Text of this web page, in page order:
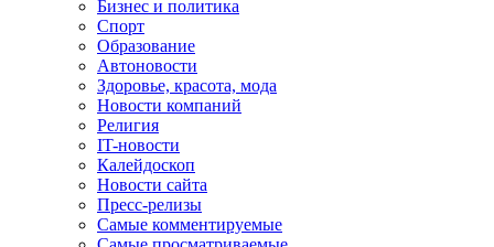
Бизнес и политика
Спорт
Образование
Автоновости
Здоровье, красота, мода
Новости компаний
Религия
IT-новости
Калейдоскоп
Новости сайта
Пресс-релизы
Самые комментируемые